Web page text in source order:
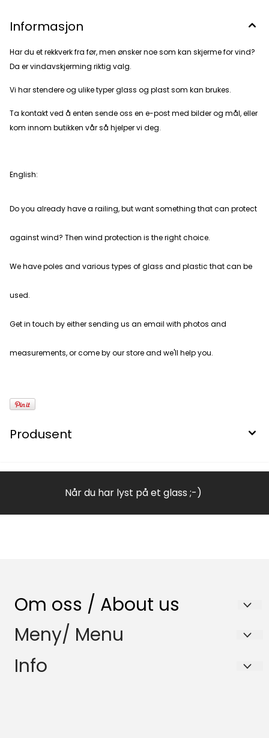
Informasjon
Har du et rekkverk fra før, men ønsker noe som kan skjerme for vind?
Da er vindavskjerming riktig valg.
Vi har stendere og ulike typer glass og plast som kan brukes.
Ta kontakt ved å enten sende oss en e-post med bilder og mål, eller
kom innom butikken vår så hjelper vi deg.
English:
Do you already have a railing, but want something that can protect
against wind? Then wind protection is the right choice.
We have poles and various types of glass and plastic that can be
used.
Get in touch by either sending us an email with photos and
measurements, or come by our store and we'll help you.
Produsent
Når du har lyst på et glass ;-)
Om oss / About us
Nenset Glassverksted AS
Trommedalsvegen 223
3735 Skien
Meny/ Menu
Salgsbetingelser
Info